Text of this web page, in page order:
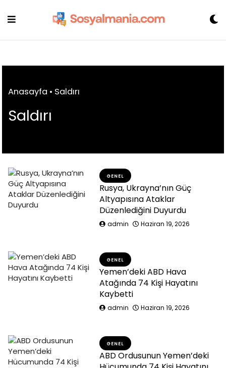
Anasayfa • Saldırı
Saldırı
GENEL
Rusya, Ukrayna’nın Güç
Altyapısına Ataklar
Düzenlediğini Duyurdu
admin Haziran 19, 2026
GENEL
Yemen’deki ABD Hava
Atağında 74 Kişi Hayatını
Kaybetti
admin Haziran 19, 2026
GENEL
ABD Ordusunun Yemen’deki